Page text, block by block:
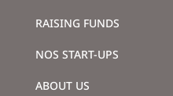
RAISING FUNDS
NOS START-UPS
ABOUT US